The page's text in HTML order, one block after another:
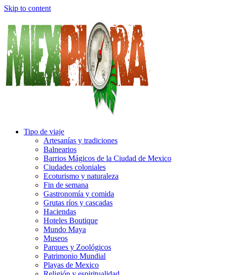
Skip to content
Tipo de viaje
Artesanías y tradiciones
Balnearios
Barrios Mágicos de la Ciudad de Mexico
Ciudades coloniales
Ecoturismo y naturaleza
Fin de semana
Gastronomía y comida
Grutas ríos y cascadas
Haciendas
Hoteles Boutique
Mundo Maya
Museos
Parques y Zoológicos
Patrimonio Mundial
Playas de Mexico